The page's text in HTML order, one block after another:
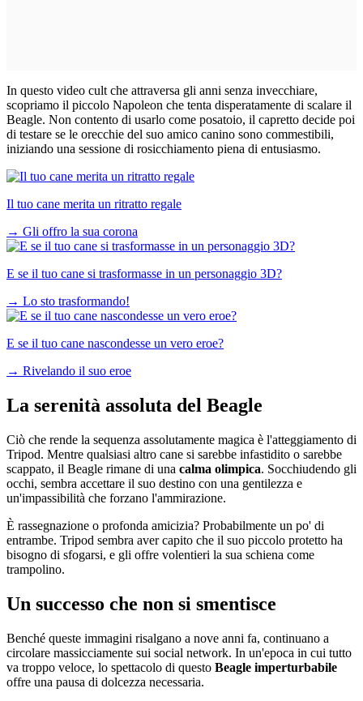
In questo video cult che attraversa gli anni senza invecchiare,
scopriamo il piccolo Napoleon che tenta disperatamente di scalare il
Beagle. Non contento di usarlo come posatoio, il capretto decide poi
di testare se le orecchie del suo amico canino sono commestibili,
iniziando una sessione di rosicchiamento piena di entusiasmo.
Il tuo cane merita un ritratto regale
→ Gli offro la sua corona
E se il tuo cane si trasformasse in un personaggio 3D?
→ Lo sto trasformando!
E se il tuo cane nascondesse un vero eroe?
→ Rivelando il suo eroe
La serenità assoluta del Beagle
Ciò che rende la sequenza assolutamente magica è l'atteggiamento di
Tripod. Mentre qualsiasi altro cane si sarebbe infastidito o sarebbe
scappato, il Beagle rimane di una calma olimpica. Socchiudendo gli
occhi, sembra accettare il suo destino con una gentilezza e
un'impassibilità che forzano l'ammirazione.
È rassegnazione o profonda amicizia? Probabilmente un po' di
entrambe. Tripod sembra aver capito che il suo piccolo protetto ha
bisogno di sfogarsi, e gli offre volentieri la sua schiena come
trampolino.
Un successo che non si smentisce
Benché queste immagini risalgano a nove anni fa, continuano a
circolare massicciamente sui social network. In un'epoca in cui tutto
va troppo veloce, lo spettacolo di questo Beagle imperturbabile
offre una pausa di dolcezza necessaria.